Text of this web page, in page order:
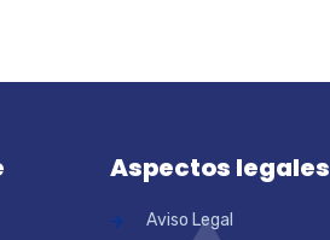
Aspectos legales
Aviso Legal